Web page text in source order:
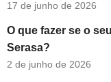
17 de junho de 2026
O que fazer se o
Serasa?
2 de junho de 2026